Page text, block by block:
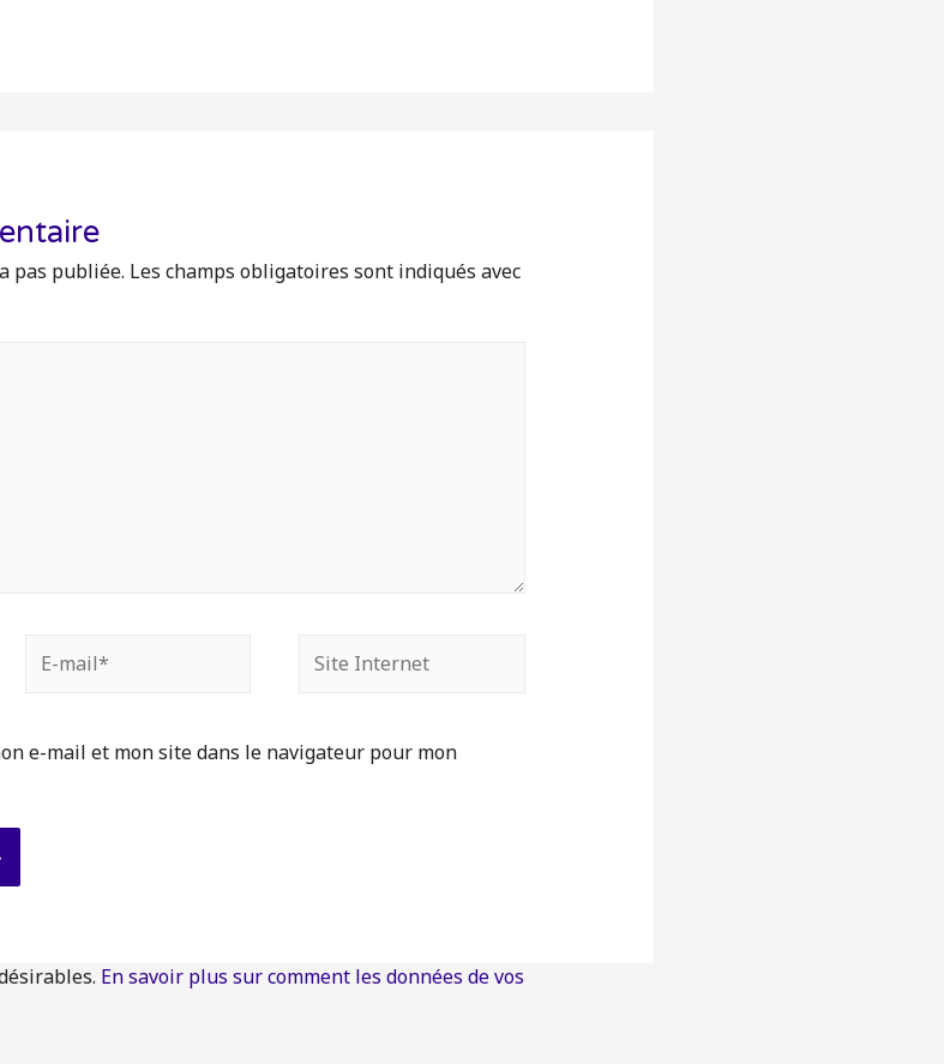
pas publiée. Les champs obligatoires sont indiqués avec
mail*
Internet
e-mail et mon site dans le navigateur pour mon
En savoir plus sur comment les données de vos